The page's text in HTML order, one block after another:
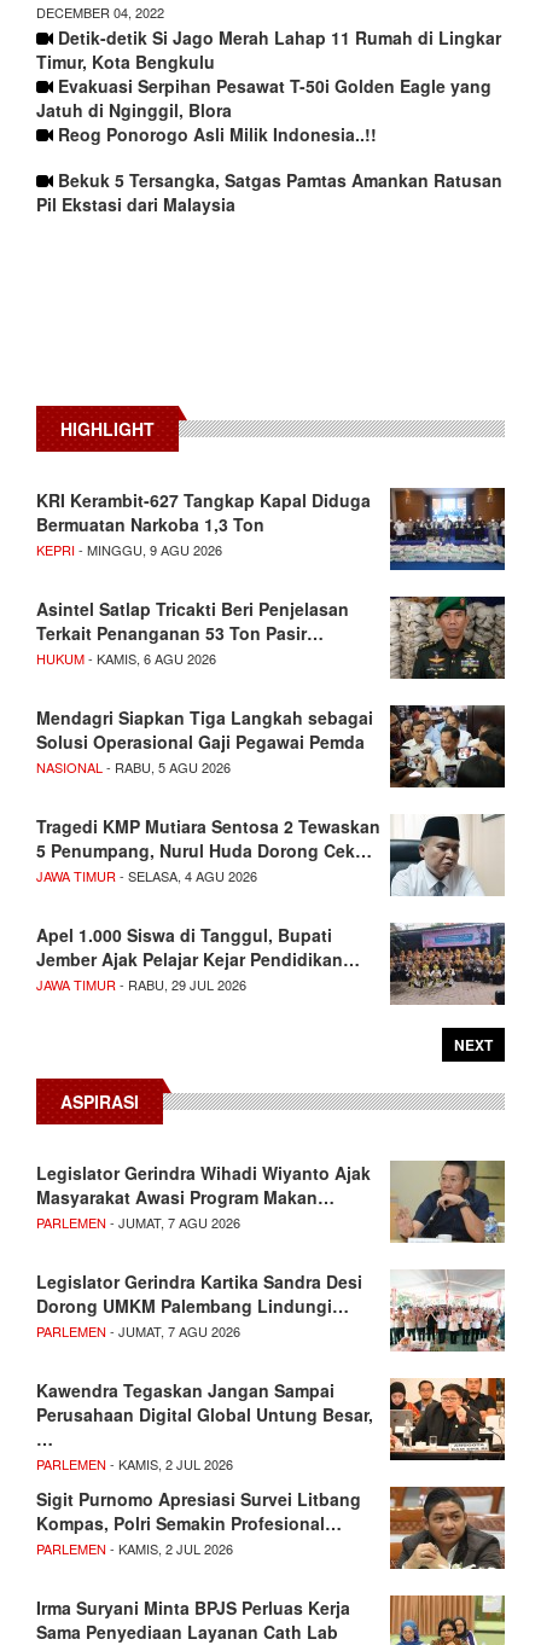
DECEMBER 04, 2022
Detik-detik Si Jago Merah Lahap 11 Rumah di Lingkar
Timur, Kota Bengkulu
Evakuasi Serpihan Pesawat T-50i Golden Eagle yang
Jatuh di Nginggil, Blora
Reog Ponorogo Asli Milik Indonesia..!!
Bekuk 5 Tersangka, Satgas Pamtas Amankan Ratusan
Pil Ekstasi dari Malaysia
HIGHLIGHT
KRI Kerambit-627 Tangkap Kapal Diduga
Bermuatan Narkoba 1,3 Ton
KEPRI- MINGGU, 9 AGU 2026
Asintel Satlap Tricakti Beri Penjelasan
Terkait Penanganan 53 Ton Pasir…
HUKUM- KAMIS, 6 AGU 2026
Mendagri Siapkan Tiga Langkah sebagai
Solusi Operasional Gaji Pegawai Pemda
NASIONAL - RABU, 5 AGU 2026
Tragedi KMP Mutiara Sentosa 2 Tewaskan
5 Penumpang, Nurul Huda Dorong Cek…
JAWA TIMUR - SELASA, 4 AGU 2026
Apel 1.000 Siswa di Tanggul, Bupati
Jember Ajak Pelajar Kejar Pendidikan…
JAWA TIMUR - RABU, 29 JUL 2026
NEXT
ASPIRASI
Legislator Gerindra Wihadi Wiyanto Ajak
Masyarakat Awasi Program Makan…
PARLEMEN - JUMAT, 7 AGU 2026
Legislator Gerindra Kartika Sandra Desi
Dorong UMKM Palembang Lindungi…
PARLEMEN - JUMAT, 7 AGU 2026
Kawendra Tegaskan Jangan Sampai
Perusahaan Digital Global Untung Besar,
…
PARLEMEN - KAMIS, 2 JUL 2026
Sigit Purnomo Apresiasi Survei Litbang
Kompas, Polri Semakin Profesional…
PARLEMEN - KAMIS, 2 JUL 2026
Irma Suryani Minta BPJS Perluas Kerja
Sama Penyediaan Layanan Cath Lab